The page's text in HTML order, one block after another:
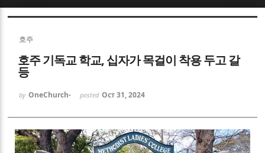
호주
호주 기독교 학교, 십자가 목걸이 착용 두고 갈
등
by OneChurch- posted Oct 31, 2024
Sketchbook5, 스케치북5
Sketchbook5, 스케치북5